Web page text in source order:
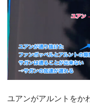
ユアンがアルントをか